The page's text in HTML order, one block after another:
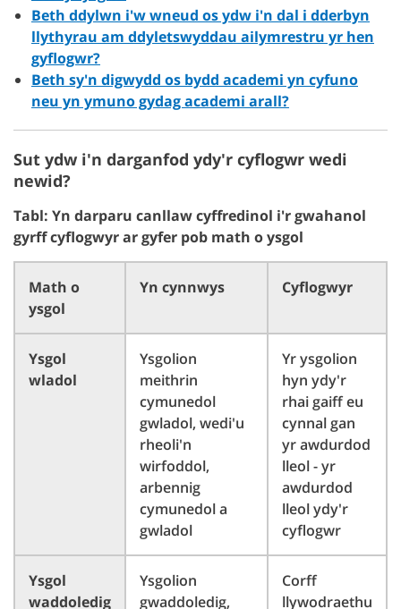
Beth ddylwn i'w wneud os ydw i'n dal i dderbyn
llythyrau am ddyletswyddau ailymrestru yr hen
gyflogwr?
Beth sy'n digwydd os bydd academi yn cyfuno
neu yn ymuno gydag academi arall?
Sut ydw i'n darganfod ydy'r cyflogwr wedi
newid?
Tabl: Yn darparu canllaw cyffredinol i'r gwahanol
gyrff cyflogwyr ar gyfer pob math o ysgol
Math o
ysgol
Yn cynnwys Cyflogwyr
Ysgol
wladol
Ysgolion
meithrin
cymunedol
gwladol, wedi'u
rheoli'n
wirfoddol,
arbennig
cymunedol a
gwladol
Yr ysgolion
hyn ydy'r
rhai gaiff eu
cynnal gan
yr awdurdod
lleol - yr
awdurdod
lleol ydy'r
cyflogwr
Ysgol
waddoledig
Ysgolion
gwaddoledig,
Corff
llywodraethu